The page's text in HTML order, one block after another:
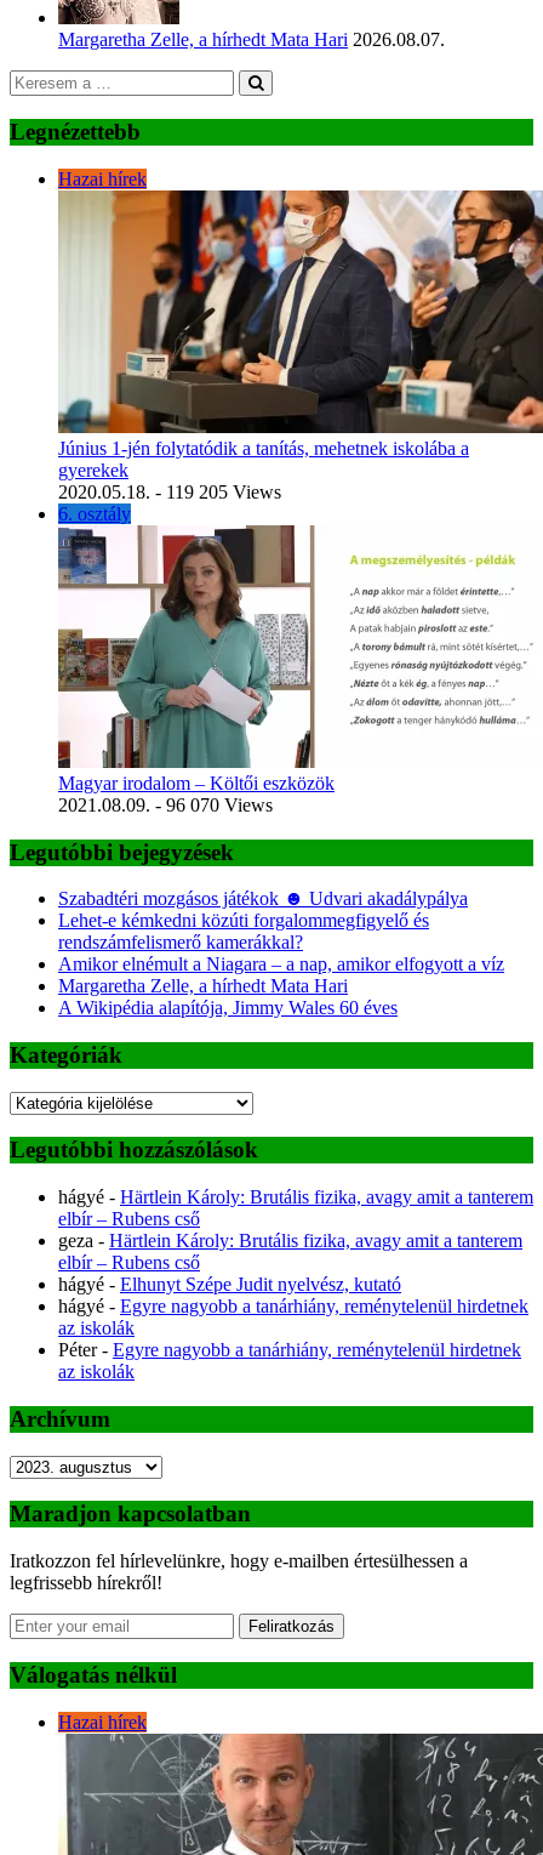
Margaretha Zelle, a hírhedt Mata Hari 2026.08.07.
Legnézettebb
Hazai hírek
Június 1-jén folytatódik a tanítás, mehetnek iskolába a
gyerekek
2020.05.18. - 119 205 Views
6. osztály
Magyar irodalom – Költői eszközök
2021.08.09. - 96 070 Views
Legutóbbi bejegyzések
Szabadtéri mozgásos játékok ☻ Udvari akadálypálya
Lehet-e kémkedni közúti forgalommegfigyelő és
rendszámfelismerő kamerákkal?
Amikor elnémult a Niagara – a nap, amikor elfogyott a víz
Margaretha Zelle, a hírhedt Mata Hari
A Wikipédia alapítója, Jimmy Wales 60 éves
Kategóriák
Kategóriák
Legutóbbi hozzászólások
hágyé - Härtlein Károly: Brutális fizika, avagy amit a tanterem
elbír – Rubens cső
geza - Härtlein Károly: Brutális fizika, avagy amit a tanterem
elbír – Rubens cső
hágyé - Elhunyt Szépe Judit nyelvész, kutató
hágyé - Egyre nagyobb a tanárhiány, reménytelenül hirdetnek
az iskolák
Péter- Egyre nagyobb a tanárhiány, reménytelenül hirdetnek
az iskolák
Archívum
Archívum
Maradjon kapcsolatban
Iratkozzon fel hírlevelünkre, hogy e-mailben értesülhessen a
legfrissebb hírekről!
Feliratkozás
Válogatás nélkül
Hazai hírek